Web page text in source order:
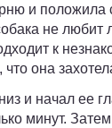
и положила
не любит
к
она
и начал ее
минут.